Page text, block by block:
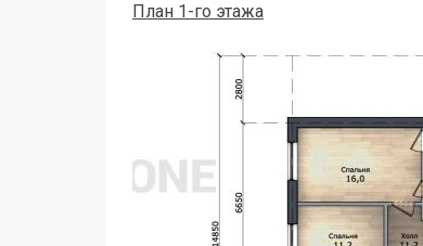
План 1-го этажа